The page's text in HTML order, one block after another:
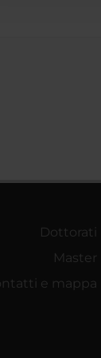
Dottorati
Master
e mappa